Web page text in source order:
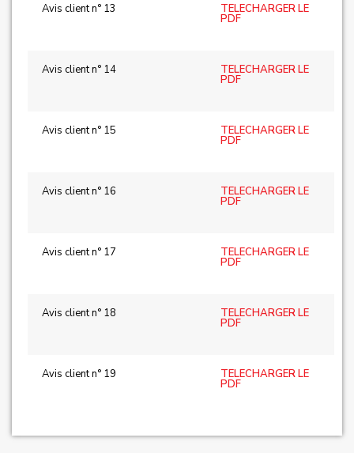
Avis client n° 13 TELECHARGER LE
PDF
Avis client n° 14 TELECHARGER LE
PDF
Avis client n° 15 TELECHARGER LE
PDF
Avis client n° 16 TELECHARGER LE
PDF
Avis client n° 17 TELECHARGER LE
PDF
Avis client n° 18 TELECHARGER LE
PDF
Avis client n° 19 TELECHARGER LE
PDF